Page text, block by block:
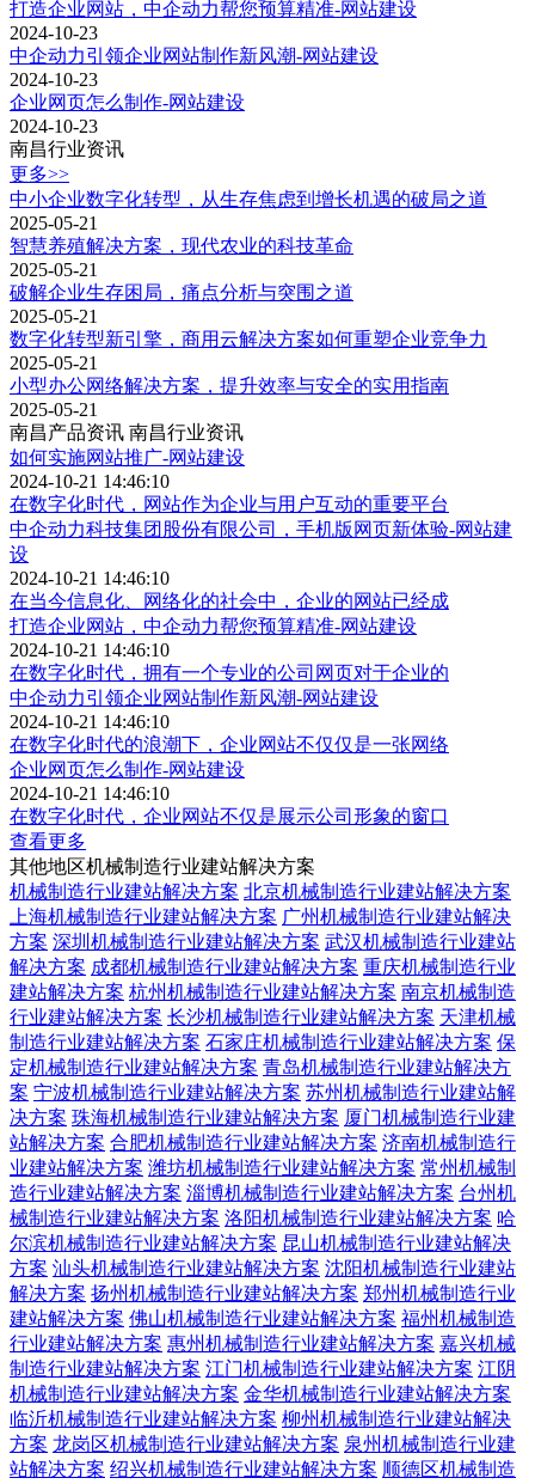
打造企业网站，中企动力帮您预算精准-网站建设
2024-10-23
中企动力引领企业网站制作新风潮-网站建设
2024-10-23
企业网页怎么制作-网站建设
2024-10-23
南昌行业资讯
更多>>
中小企业数字化转型，从生存焦虑到增长机遇的破局之道
2025-05-21
智慧养殖解决方案，现代农业的科技革命
2025-05-21
破解企业生存困局，痛点分析与突围之道
2025-05-21
数字化转型新引擎，商用云解决方案如何重塑企业竞争力
2025-05-21
小型办公网络解决方案，提升效率与安全的实用指南
2025-05-21
南昌产品资讯 南昌行业资讯
如何实施网站推广-网站建设
2024-10-21 14:46:10
在数字化时代，网站作为企业与用户互动的重要平台
中企动力科技集团股份有限公司，手机版网页新体验-网站建
设
2024-10-21 14:46:10
在当今信息化、网络化的社会中，企业的网站已经成
打造企业网站，中企动力帮您预算精准-网站建设
2024-10-21 14:46:10
在数字化时代，拥有一个专业的公司网页对于企业的
中企动力引领企业网站制作新风潮-网站建设
2024-10-21 14:46:10
在数字化时代的浪潮下，企业网站不仅仅是一张网络
企业网页怎么制作-网站建设
2024-10-21 14:46:10
在数字化时代，企业网站不仅是展示公司形象的窗口
查看更多
其他地区机械制造行业建站解决方案
机械制造行业建站解决方案 北京机械制造行业建站解决方案
上海机械制造行业建站解决方案 广州机械制造行业建站解决
方案 深圳机械制造行业建站解决方案 武汉机械制造行业建站
解决方案 成都机械制造行业建站解决方案 重庆机械制造行业
建站解决方案 杭州机械制造行业建站解决方案 南京机械制造
行业建站解决方案 长沙机械制造行业建站解决方案 天津机械
制造行业建站解决方案 石家庄机械制造行业建站解决方案 保
定机械制造行业建站解决方案 青岛机械制造行业建站解决方
案 宁波机械制造行业建站解决方案 苏州机械制造行业建站解
决方案 珠海机械制造行业建站解决方案 厦门机械制造行业建
站解决方案 合肥机械制造行业建站解决方案 济南机械制造行
业建站解决方案 潍坊机械制造行业建站解决方案 常州机械制
造行业建站解决方案 淄博机械制造行业建站解决方案 台州机
械制造行业建站解决方案 洛阳机械制造行业建站解决方案 哈
尔滨机械制造行业建站解决方案 昆山机械制造行业建站解决
方案 汕头机械制造行业建站解决方案 沈阳机械制造行业建站
解决方案 扬州机械制造行业建站解决方案 郑州机械制造行业
建站解决方案 佛山机械制造行业建站解决方案 福州机械制造
行业建站解决方案 惠州机械制造行业建站解决方案 嘉兴机械
制造行业建站解决方案 江门机械制造行业建站解决方案 江阴
机械制造行业建站解决方案 金华机械制造行业建站解决方案
临沂机械制造行业建站解决方案 柳州机械制造行业建站解决
方案 龙岗区机械制造行业建站解决方案 泉州机械制造行业建
站解决方案 绍兴机械制造行业建站解决方案 顺德区机械制造